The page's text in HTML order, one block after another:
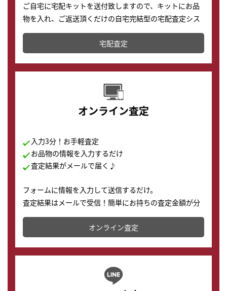
ご自宅に宅配キットを送付致しますので、キットにお品
物を入れ、ご返送頂くだけの自宅完結型の宅配査定シス
テムです。
配送でも簡単&安全に査定・買取に出すことが可能で
す。
宅配査定
オンライン査定
入力3分！お手軽査定
お品物の情報を入力するだけ
査定結果がメールで届く♪
フォームに情報を入力して送信するだけ。
査定結果はメールで受信！簡単にお持ちの査定金額が分
かります。
オンライン査定